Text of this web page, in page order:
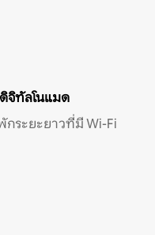
จิทัลโนแมด
กระยะยาวที่มี Wi-Fi